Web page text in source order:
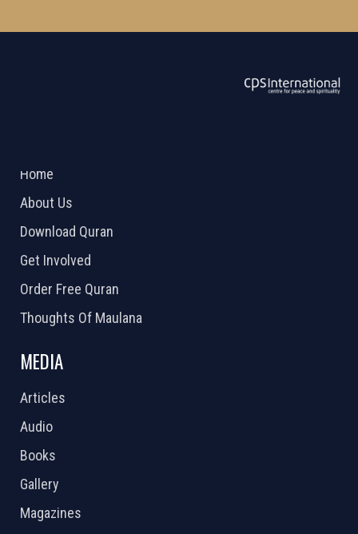
Home
About Us
Download Quran
Get Involved
Order Free Quran
Thoughts Of Maulana
MEDIA
Articles
Audio
Books
Gallery
Magazines